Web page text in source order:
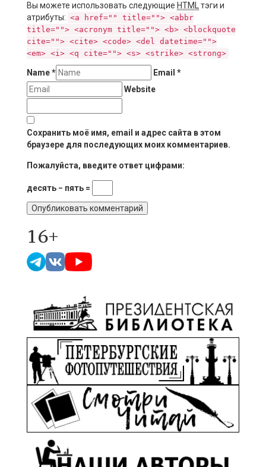
Вы можете использовать следующие HTML
тэги и
атрибуты: <a href="" title=""> <abbr
title=""> <acronym title=""> <b> <blockquote
cite=""> <cite> <code> <del datetime="">
<em> <i> <q cite=""> <s> <strike> <strong>
Name* Email *
Website
Сохранить моё имя, email и адрес сайта в этом
браузере для последующих моих комментариев.
Пожалуйста, введите ответ цифрами:
десять − пять =
16+